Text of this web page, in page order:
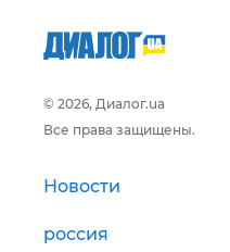
© 2026, Диалог.ua
Все права защищены.
Новости
россия